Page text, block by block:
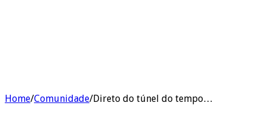
Home/Comunidade/Direto do túnel do tempo…